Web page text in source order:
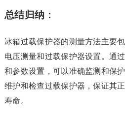
总结归纳：
冰箱过载保护器的测量方法主要
电压测量和过载保护器设置。通
和参数设置，可以准确监测和保
维护和检查过载保护器，保证其
寿命。